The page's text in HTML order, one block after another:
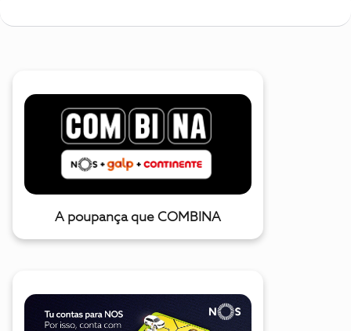
A poupança que COMBINA